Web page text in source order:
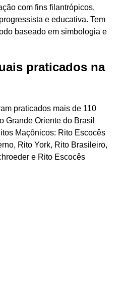
com fins filantrópicos,
e educativa. Tem
baseado em simbologia e
praticados na
praticados mais de 110
Grande Oriente do Brasil
Maçônicos: Rito Escocês
Rito York, Rito Brasileiro,
e Rito Escocês